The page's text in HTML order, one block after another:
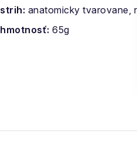
strih: anatomicky tvarovane,
hmotnosť: 65g